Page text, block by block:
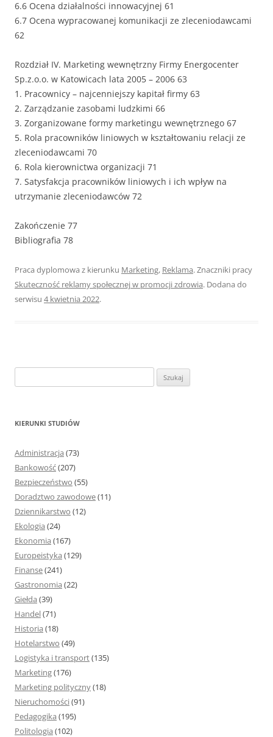
6.6 Ocena działalności innowacyjnej 61
6.7 Ocena wypracowanej komunikacji ze zleceniodawcami
62
Rozdział IV. Marketing wewnętrzny Firmy Energocenter
Sp.z.o.o. w Katowicach lata 2005 – 2006 63
1. Pracownicy – najcenniejszy kapitał firmy 63
2. Zarządzanie zasobami ludzkimi 66
3. Zorganizowane formy marketingu wewnętrznego 67
5. Rola pracowników liniowych w kształtowaniu relacji ze
zleceniodawcami 70
6. Rola kierownictwa organizacji 71
7. Satysfakcja pracowników liniowych i ich wpływ na
utrzymanie zleceniodawców 72
Zakończenie 77
Bibliografia 78
Praca dyplomowa z kierunku Marketing, Reklama. Znaczniki pracy
Skuteczność reklamy społecznej w promocji zdrowia. Dodana do
serwisu 4 kwietnia 2022.
z
KIERUNKI STUDIÓW
Administracja (73)
Bankowość(207)
Bezpieczeństwo (55)
Doradztwo zawodowe(11)
Dziennikarstwo (12)
Ekologia (24)
Ekonomia (167)
Europeistyka (129)
Finanse(241)
Gastronomia (22)
Giełda (39)
Handel(71)
Historia (18)
Hotelarstwo (49)
Logistyka i transport(135)
Marketing(176)
Marketing polityczny(18)
Nieruchomości(91)
Pedagogika (195)
Politologia (102)